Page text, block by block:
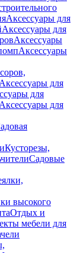
Аксессуары для
Аксессуары для
Аксессуары
Аксессуары
Аксессуары для
для
Аксессуары для
Кусторезы,
Садовые
высокого
Отдых и
мебели для